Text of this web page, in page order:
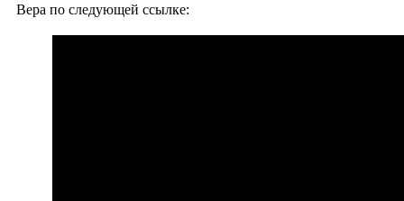
Вера по следующей ссылке: